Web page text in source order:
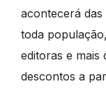
acontecerá
toda
editoras e mais
descontos a